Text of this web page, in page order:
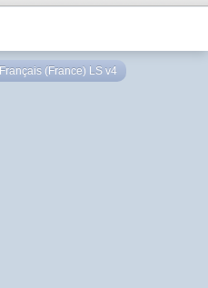
Français (France) LS v4